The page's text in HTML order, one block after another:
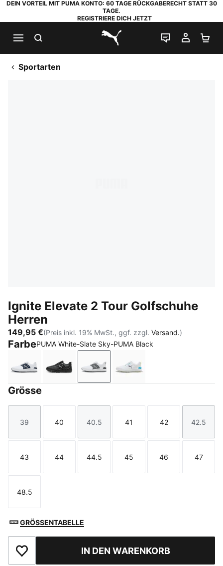
DEIN VORTEIL MIT PUMA KONTO: 60 TAGE RÜCKGABERECHT STATT 30
TAGE.
REGISTRIERE DICH JETZT
PUMA.com
LIVE-CHAT
MEIN
Sportarten
Ignite Elevate 2 Tour Golfschuhe
Herren
149,95 €(Preis inkl. 19% MwSt., ggf. zzgl. Versand.)
FarbePUMA White-Slate Sky-PUMA Black
PUMA White-Deep Navy-PUMA Silver
PUMA Black-PUMA Black-PUMA Black
PUMA White-Slate Sky-PUMA
PUMA White-Apple
Grösse
Größe
39
Größe
40
Größe
40.5
Größe
41
Größe
42
Größe
42.5
Größe
43
Größe
44
Größe
44.5
Größe
45
Größe
46
Größe
47
Größe
48.5
GRÖSSENTABELLE
Zu Favoriten hinzufügenIN DEN WARENKORB